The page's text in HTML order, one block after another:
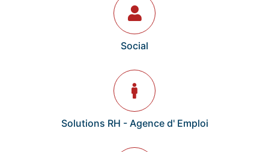
Social
Solutions RH - Agence d' Emploi